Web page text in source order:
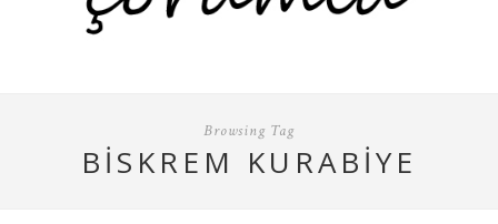
Browsing Tag
BISKREM KURABIYE